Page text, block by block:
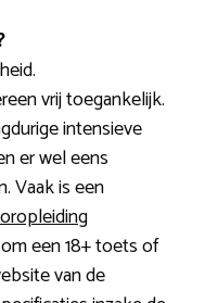
vrij toegankelijk.
intensieve
er wel eens
Vaak is een
een 18+ toets of
van de